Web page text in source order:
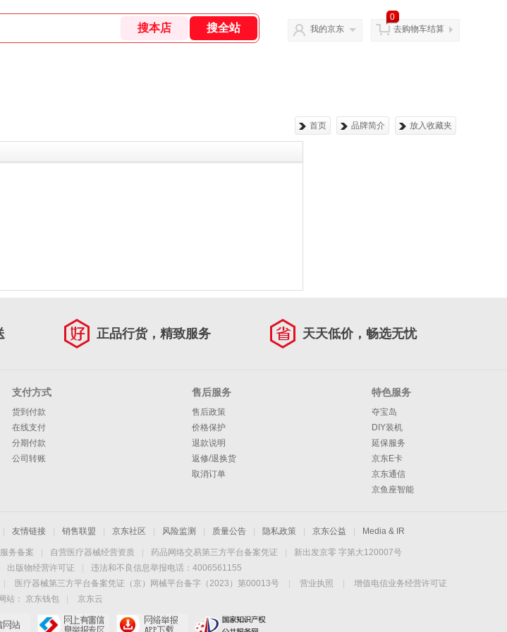
我的京东
0
去购物车结算
首页 品牌简介 放入收藏夹
正品行货，精致服务 天天低价，畅选无忧
支付方式
货到付款
在线支付
分期付款
公司转账
售后服务
售后政策
价格保护
退款说明
返修/退换货
取消订单
特色服务
夺宝岛
DIY装机
延保服务
京东E卡
京东通信
京鱼座智能
| 友情链接 | 销售联盟 | 京东社区 | 风险监测 | 质量公告 | 隐私政策 | 京东公益 | Media & IR
务备案 | 自营医疗器械经营资质 | 药品网络交易第三方平台备案凭证 |
新出发京零 字第大120007号
出版物经营许可证 |
违法和不良信息举报电话：4006561155
| 医疗器械第三方平台备案凭证（京）网械平台备字（2023）第00013号 | 营业执照 |
增值电信业务经营许可证
站：
京东钱包 | 京东云